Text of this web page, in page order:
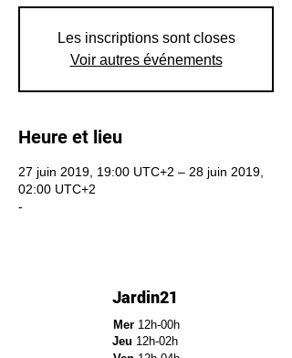
Les inscriptions sont closes
Voir autres événements
Heure et lieu
27 juin 2019, 19:00 UTC+2 – 28 juin 2019,
02:00 UTC+2
-
Jardin21
Mer12h-00h
Jeu 12h-02h